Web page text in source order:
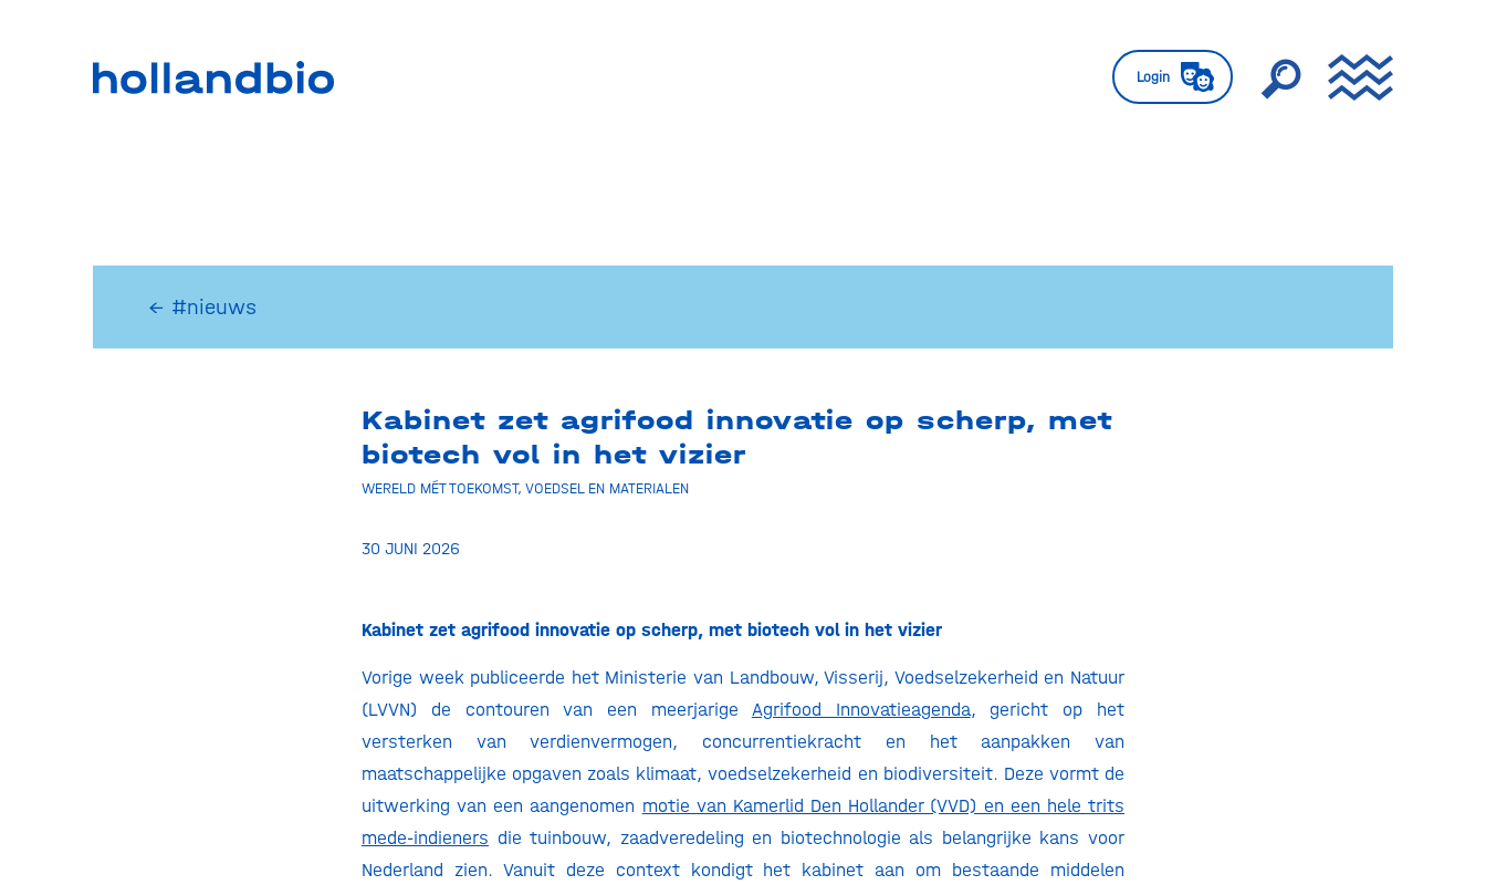
Login
← #nieuws
Kabinet zet agrifood innovatie op scherp, met
biotech vol in het vizier
WERELD MÉT TOEKOMST, VOEDSEL EN MATERIALEN
30 JUNI 2026
Kabinet zet agrifood innovatie op scherp, met biotech vol in het vizier
Vorige week publiceerde het Ministerie van Landbouw, Visserij, Voedselzekerheid en Natuur
(LVVN) de contouren van een meerjarige Agrifood Innovatieagenda, gericht op het
versterken van verdienvermogen, concurrentiekracht en het aanpakken van
maatschappelijke opgaven zoals klimaat, voedselzekerheid en biodiversiteit. Deze vormt de
uitwerking van een aangenomen motie van Kamerlid Den Hollander (VVD) en een hele trits
mede-indieners die tuinbouw, zaadveredeling en biotechnologie als belangrijke kans voor
Nederland zien. Vanuit deze context kondigt het kabinet aan om bestaande middelen